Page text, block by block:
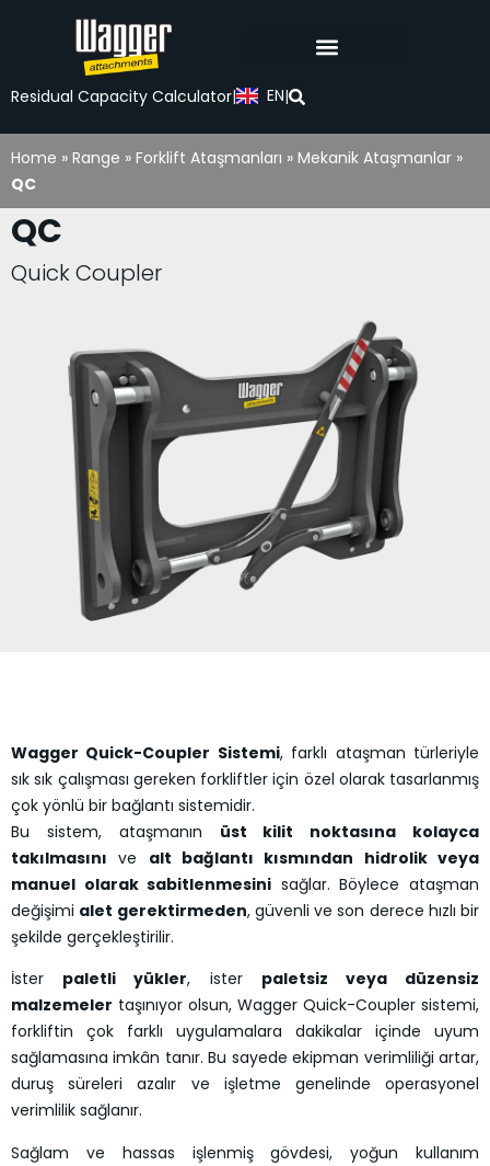
Residual Capacity Calculator| EN|
Home » Range » Forklift Ataşmanları » Mekanik Ataşmanlar »
QC
QC
Quick Coupler
Wagger Quick-Coupler Sistemi, farklı ataşman türleriyle
sık sık çalışması gereken forkliftler için özel olarak tasarlanmış
çok yönlü bir bağlantı sistemidir.
Bu sistem, ataşmanın üst kilit noktasına kolayca
takılmasını ve alt bağlantı kısmından hidrolik veya
manuel olarak sabitlenmesini sağlar. Böylece ataşman
değişimi alet gerektirmeden, güvenli ve son derece hızlı bir
şekilde gerçekleştirilir.
İster paletli yükler, ister paletsiz veya düzensiz
malzemeler taşınıyor olsun, Wagger Quick-Coupler sistemi,
forkliftin çok farklı uygulamalara dakikalar içinde uyum
sağlamasına imkân tanır. Bu sayede ekipman verimliliği artar,
duruş süreleri azalır ve işletme genelinde operasyonel
verimlilik sağlanır.
Sağlam ve hassas işlenmiş gövdesi, yoğun kullanım